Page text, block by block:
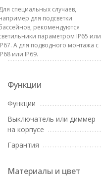
специальных случаев,
для подсветки
рекомендуются
параметром IP65 или
А для подводного монтажа с
или IP69.
Функции
Функции
Выключатель или диммер
на корпусе
Гарантия
Материалы и цвет